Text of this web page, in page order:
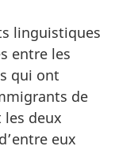
linguistiques
entre les
qui ont
de
les deux
eux